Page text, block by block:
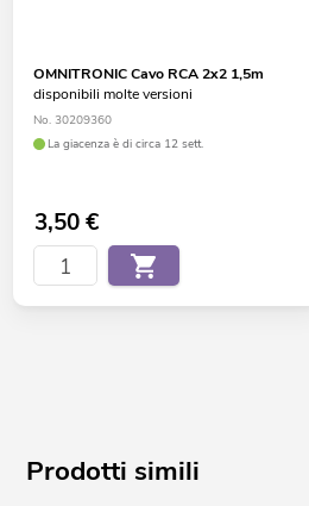
OMNITRONIC Cavo RCA 2x2 1,5m
disponibili molte versioni
No. 30209360
La giacenza è di circa 12 sett.
3,50€
Prodotti simili